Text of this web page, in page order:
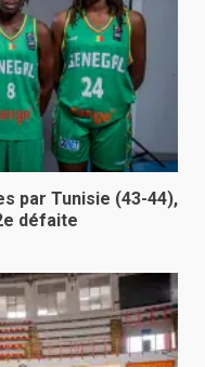
par Tunisie (43-44),
défaite